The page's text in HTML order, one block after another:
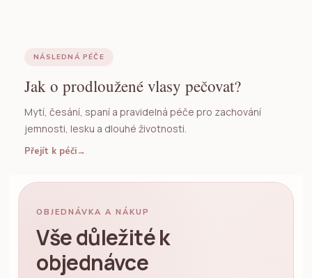
NÁSLEDNÁ PÉČE
Jak o prodloužené vlasy pečovat?
Mytí, česání, spaní a pravidelná péče pro zachování
jemnosti, lesku a dlouhé životnosti.
Přejít k péči→
OBJEDNÁVKA A NÁKUP
Vše důležité k
objednávce